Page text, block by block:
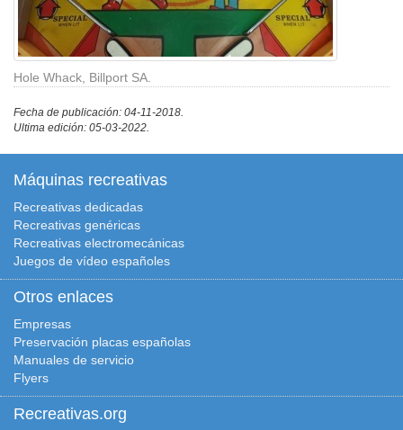
Hole Whack, Billport SA.
Fecha de publicación: 04-11-2018.
Ultima edición: 05-03-2022.
Máquinas recreativas
Recreativas dedicadas
Recreativas genéricas
Recreativas electromecánicas
Juegos de vídeo españoles
Otros enlaces
Empresas
Preservación placas españolas
Manuales de servicio
Flyers
Recreativas.org